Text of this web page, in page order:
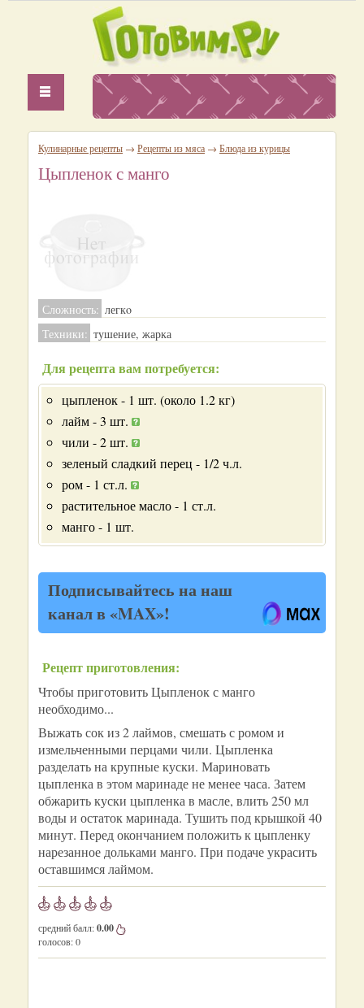
Кулинарные рецепты → Рецепты из мяса → Блюда из курицы
Цыпленок с манго
Сложность: легкo
Техники: тушение, жарка
Для рецепта вам потребуется:
цыпленок - 1 шт. (около 1.2 кг)
лайм - 3 шт.
чили - 2 шт.
зеленый сладкий перец - 1/2 ч.л.
ром - 1 ст.л.
растительное масло - 1 ст.л.
манго - 1 шт.
Подписывайтесь на наш
канал в «MAX»!
Рецепт приготовления:
Чтобы приготовить Цыпленок с манго
необходимо...
Выжать сок из 2 лаймов, смешать с ромом и
измельченными перцами чили. Цыпленка
разделать на крупные куски. Мариновать
цыпленка в этом маринаде не менее часа. Затем
обжарить куски цыпленка в масле, влить 250 мл
воды и остаток маринада. Тушить под крышкой 40
минут. Перед окончанием положить к цыпленку
нарезанное дольками манго. При подаче украсить
оставшимся лаймом.
средний балл:0.00
голосов:0